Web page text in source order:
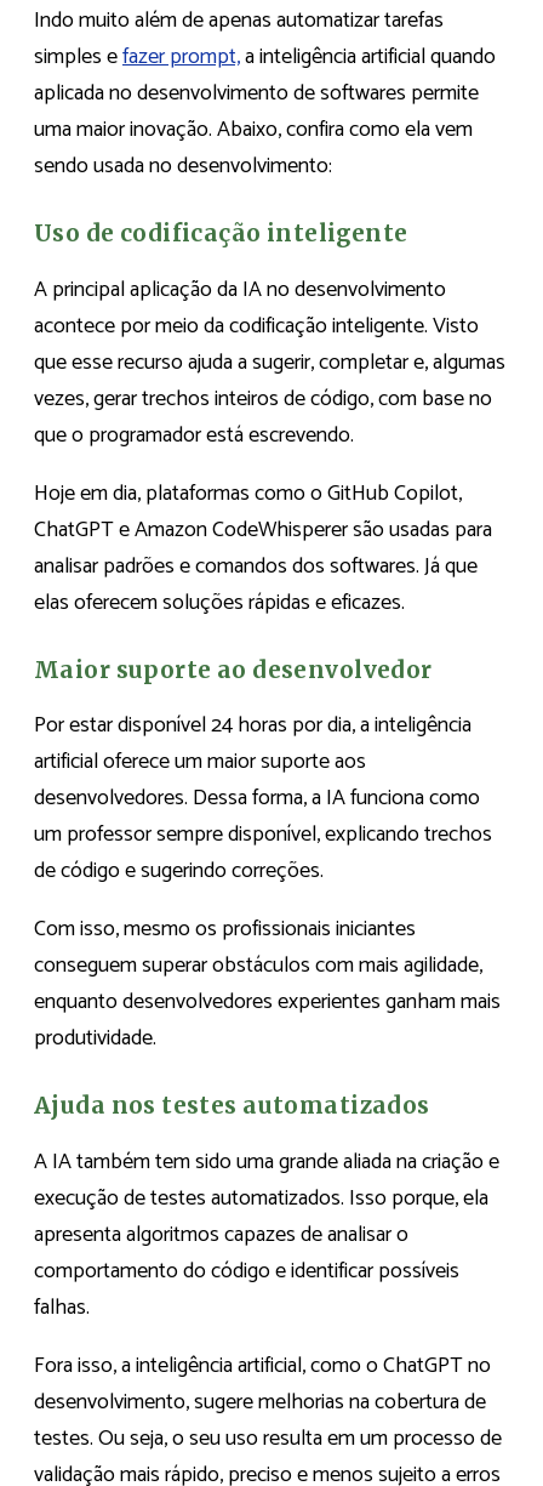
Indo muito além de apenas automatizar tarefas
simples efazer prompt,a inteligência artificial quando
aplicada no desenvolvimento de softwares permite
uma maior inovação. Abaixo, confira como ela vem
sendo usada no desenvolvimento:
Uso de codificação inteligente
A principal aplicação da IA no desenvolvimento
acontece por meio da codificação inteligente. Visto
que esse recurso ajuda a sugerir, completar e, algumas
vezes, gerar trechos inteiros de código, com base no
que o programador está escrevendo.
Hoje em dia, plataformas como o GitHub Copilot,
ChatGPT e Amazon CodeWhisperer são usadas para
analisar padrões e comandos dos softwares. Já que
elas oferecem soluções rápidas e eficazes.
Maior suporte ao desenvolvedor
Por estar disponível 24 horas por dia, a inteligência
artificial oferece um maior suporte aos
desenvolvedores. Dessa forma, a IA funciona como
um professor sempre disponível, explicando trechos
de código e sugerindo correções.
Com isso, mesmo os profissionais iniciantes
conseguem superar obstáculos com mais agilidade,
enquanto desenvolvedores experientes ganham mais
produtividade.
Ajuda nos testes automatizados
A IA também tem sido uma grande aliada na criação e
execução de testes automatizados. Isso porque, ela
apresenta algoritmos capazes de analisar o
comportamento do código e identificar possíveis
falhas.
Fora isso, a inteligência artificial, como o ChatGPT no
desenvolvimento, sugere melhorias na cobertura de
testes. Ou seja, o seu uso resulta em um processo de
validação mais rápido, preciso e menos sujeito a erros